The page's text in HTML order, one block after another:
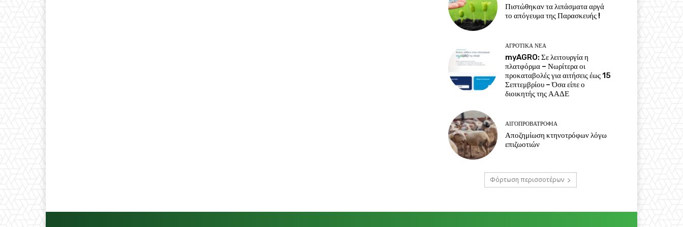
Πιστώθηκαν τα λιπάσματα αργά
το απόγευμα της Παρασκευής !
ΑΓΡΟΤΙΚΆ ΝΈΑ
myAGRO: Σε λειτουργία η
πλατφόρμα – Νωρίτερα οι
προκαταβολές για αιτήσεις έως 15
Σεπτεμβρίου – Όσα είπε ο
διοικητής της ΑΑΔΕ
ΑΙΓΟΠΡΟΒΑΤΡΟΦΊΑ
Αποζημίωση κτηνοτρόφων λόγω
επιζωοτιών
Φόρτωση περισσοτέρων